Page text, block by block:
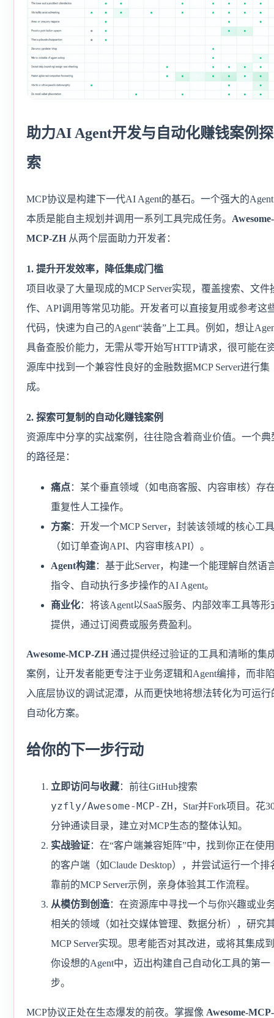
助力AI Agent开发与自动化赚钱案例探
索
MCP协议是构建下一代AI Agent的基石。一个强大的
本质是能自主规划并调用一系列工具完成任务。 Awesome-
MCP-ZH 从两个层面助力开发者：
1. 提升开发效率，降低集成门槛
项目收录了大量现成的MCP Server实现，覆盖搜索、文件
作、API调用等常见功能。开发者可以直接复用或参考这
代码，快速为自己的Agent“装备”上工具。例如，想让
具备查股价能力，无需从零开始写HTTP请求，很可能在
源库中找到一个兼容性良好的金融数据MCP Server进行集
成。
2. 探索可复制的自动化赚钱案例
资源库中分享的实战案例，往往隐含着商业价值。一个典
的路径是：
痛点：某个垂直领域（如电商客服、内容审核）存
重复性人工操作。
方案：开发一个MCP Server，封装该领域的核心工具
（如订单查询API、内容审核API）。
Agent构建：基于此Server，构建一个能理解自然语
指令、自动执行多步操作的AI Agent。
商业化：将该Agent以SaaS服务、内部效率工具等形
提供，通过订阅费或服务费盈利。
Awesome-MCP-ZH 通过提供经过验证的工具和清晰的集
案例，让开发者能更专注于业务逻辑和Agent编排，而非
入底层协议的调试泥潭，从而更快地将想法转化为可运行
自动化方案。
给你的下一步行动
立即访问与收藏：前往GitHub搜索
yzfly/Awesome-MCP-ZH，Star并Fork项目。花
分钟通读目录，建立对MCP生态的整体认知。
实战验证：在“客户端兼容矩阵”中，找到你正在使用
的客户端（如Claude Desktop），并尝试运行一个排
靠前的MCP Server示例，亲身体验其工作流程。
从模仿到创造：在资源库中寻找一个与你兴趣或业
相关的领域（如社交媒体管理、数据分析），研究
MCP Server实现。思考能否对其改进，或将其集成到
你设想的Agent中，迈出构建自己自动化工具的第一
步。
MCP协议正处在生态爆发的前夜。掌握像 Awesome-MCP-